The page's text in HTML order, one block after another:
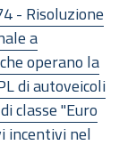
- Risoluzione
a
operano la
di autoveicoli
classe "Euro
incentivi nel